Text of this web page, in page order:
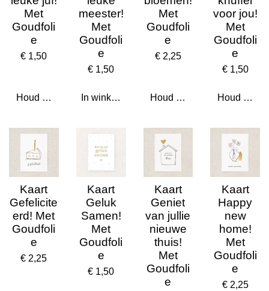
Met
Goudfoli
e
€ 1,50
Houd mij op de hoogte
meester!
Met
Goudfoli
e
€ 1,50
In winkelwagen
Met
Goudfoli
e
€ 2,25
Houd mij op de hoogte
voor jou!
Met
Goudfoli
e
€ 1,50
Houd mij
Kaart
Gefelicite
erd! Met
Goudfoli
e
€ 2,25
Kaart
Geluk
Samen!
Met
Goudfoli
e
€ 1,50
Kaart
Geniet
van jullie
nieuwe
thuis!
Met
Goudfoli
e
Kaart
Happy
new
home!
Met
Goudfoli
e
€ 2,25